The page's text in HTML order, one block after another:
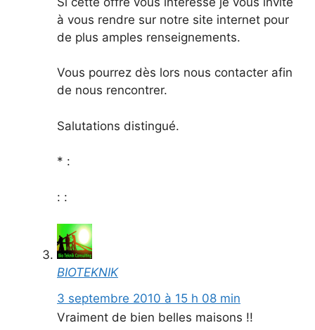
à vous rendre sur notre site internet pour
de plus amples renseignements.
Vous pourrez dès lors nous contacter afin
de nous rencontrer.
Salutations distingué.
* :
: :
BIOTEKNIK
3 septembre 2010 à 15 h 08 min
Vraiment de bien belles maisons !!